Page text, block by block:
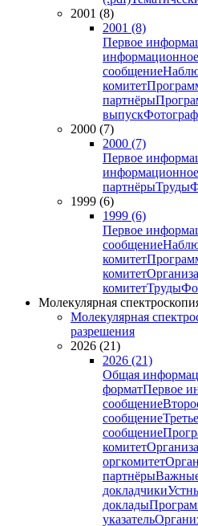
2001 (8)
2001 (8)
Первое
информационное
сообщение
комитет
партнёры
выпуск
2000 (7)
2000 (7)
Первое
партнёрыТруды
1999 (6)
1999 (6)
Первое
сообщение
комитет
комитет
комитетТруды
Молекулярная
Молекулярная
разрешения
2026 (21)
2026 (21)
Общая
форматПервое
сообщение
сообщение
сообщение
комитет
оргкомитет
партнёры
докладчики
доклады
указатель